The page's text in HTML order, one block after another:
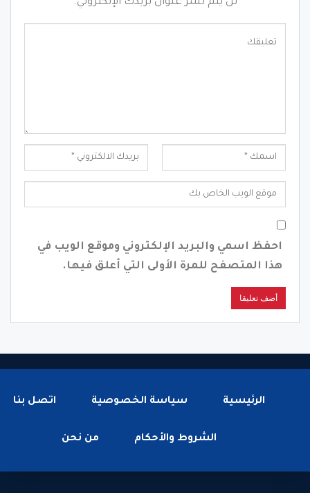
لن يتم نشر عنوان بريدك الإلكتروني.
احفظ اسمي والبريد الإلكتروني وموقع الويب في
هذا المتصفح للمرة الأولى التي أعلق فيها.
الرئيسية سياسة الخصوصية اتصل بنا
الشروط والأحكام من نحن